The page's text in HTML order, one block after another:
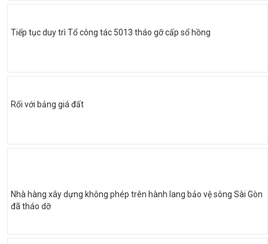
Tiếp tục duy trì Tổ công tác 5013 tháo gỡ cấp sổ hồng
Rối với bảng giá đất
Nhà hàng xây dựng không phép trên hành lang bảo vệ sông Sài Gòn
đã tháo dỡ